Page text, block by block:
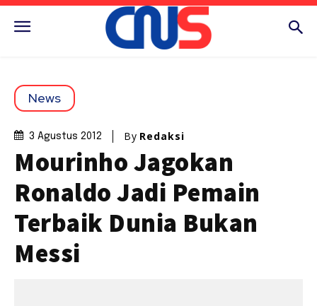
News
3 Agustus 2012 By Redaksi
Mourinho Jagokan
Ronaldo Jadi Pemain
Terbaik Dunia Bukan
Messi